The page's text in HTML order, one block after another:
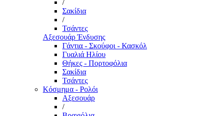
/
Σακίδια
/
Τσάντες
Αξεσουάρ Ένδυσης
Γάντια - Σκούφοι - Κασκόλ
Γυαλιά Ηλίου
Θήκες - Πορτοφόλια
Σακίδια
Τσάντες
Κόσμημα - Ρολόι
Αξεσουάρ
/